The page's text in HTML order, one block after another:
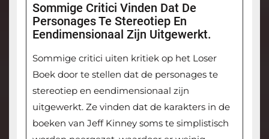
Sommige Critici Vinden Dat De
Personages Te Stereotiep En
Eendimensionaal Zijn Uitgewerkt.
Sommige critici uiten kritiek op het Loser
Boek door te stellen dat de personages te
stereotiep en eendimensionaal zijn
uitgewerkt. Ze vinden dat de karakters in de
boeken van Jeff Kinney soms te simplistisch